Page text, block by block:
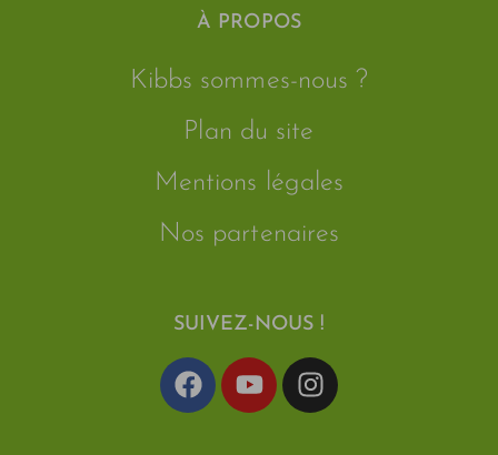
À PROPOS
Kibbs sommes-nous ?
Plan du site
Mentions légales
Nos partenaires
SUIVEZ-NOUS !